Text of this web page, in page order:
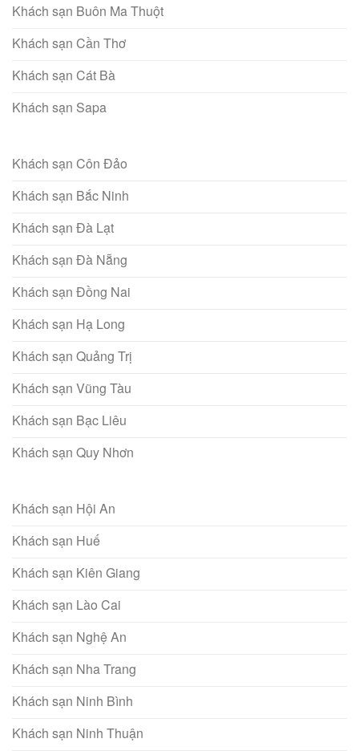
Khách sạn Buôn Ma Thuột
Khách sạn Cần Thơ
Khách sạn Cát Bà
Khách sạn Sapa
Khách sạn Côn Đảo
Khách sạn Bắc Ninh
Khách sạn Đà Lạt
Khách sạn Đà Nẵng
Khách sạn Đồng Nai
Khách sạn Hạ Long
Khách sạn Quảng Trị
Khách sạn Vũng Tàu
Khách sạn Bạc Liêu
Khách sạn Quy Nhơn
Khách sạn Hội An
Khách sạn Huế
Khách sạn Kiên Giang
Khách sạn Lào Cai
Khách sạn Nghệ An
Khách sạn Nha Trang
Khách sạn Ninh Bình
Khách sạn Ninh Thuận